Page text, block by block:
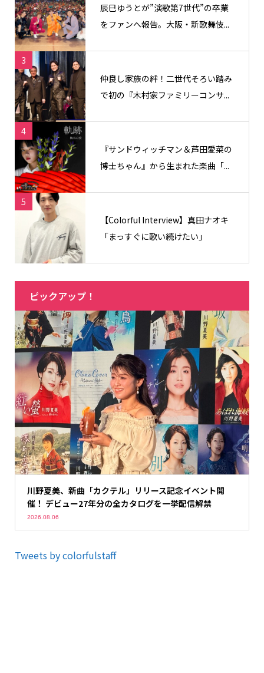
辰巳ゆうとが”演歌第7世代”の卒業
をファンへ報告。大阪・新歌舞伎...
3
仲良し家族の絆！二世代そろい踏み
で初の『木村家ファミリーコンサ...
4
『サンドウィッチマン＆芦田愛菜の
博士ちゃん』から生まれた楽曲「...
5
【Colorful Interview】真田ナオキ
「まっすぐに歌い続けたい」
ピックアップ！
川野夏美、新曲「カクテル」リリース記念イベント開
催！ デビュー27年分の全カタログを一挙配信解禁
2026.08.06
Tweets by colorfulstaff